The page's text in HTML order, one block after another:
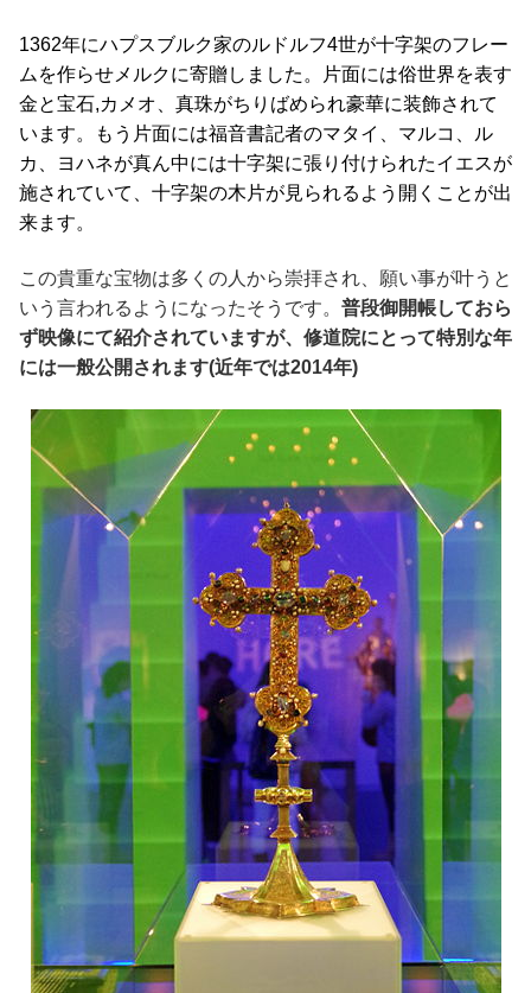
1362年にハプスブルク家のルドルフ4世が十字架のフレー
ムを作らせメルクに寄贈しました。片面には俗世界を表す
金と宝石,カメオ、真珠がちりばめられ豪華に装飾されて
います。もう片面には福音書記者のマタイ、マルコ、ル
カ、ヨハネが真ん中には十字架に張り付けられたイエスが
施されていて、十字架の木片が見られるよう開くことが出
来ます。
この貴重な宝物は多くの人から崇拝され、願い事が叶うと
いう言われるようになったそうです。 普段御開帳しておら
ず映像にて紹介されていますが、修道院にとって特別な年
には一般公開されます(近年では2014年)